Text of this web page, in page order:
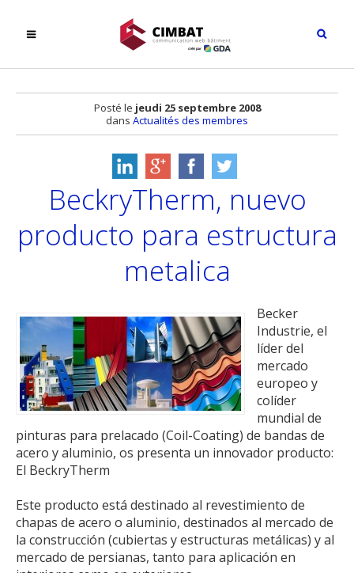
Posté le jeudi 25 septembre 2008
dans Actualités des membres
BeckryTherm, nuevo
producto para estructura
metalica
Becker
Industrie, el
líder del
mercado
europeo y
colíder
mundial de
pinturas para prelacado (Coil-Coating) de bandas de
acero y aluminio, os presenta un innovador producto:
El BeckryTherm
Este producto está destinado al revestimiento de
chapas de acero o aluminio, destinados al mercado de
la construcción (cubiertas y estructuras metálicas) y al
mercado de persianas, tanto para aplicación en